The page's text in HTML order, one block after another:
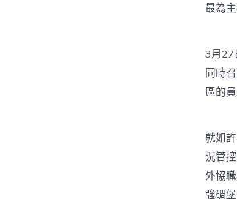
最為
3月27
同時
區的
就如
況管
外協
強碉堡